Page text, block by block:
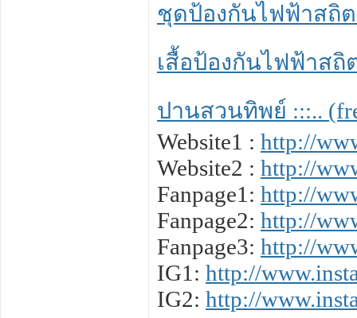
ชุดป้องกันไฟฟ้าสถิตย์
เสื้อป้องกันไฟฟ้าสถิต
ปานสวนทิพย์ :::..
Website1 : http://
Website2 : http://
Fanpage1: http://
Fanpage2: http://
Fanpage3: http://
IG1: http://
IG2: http://